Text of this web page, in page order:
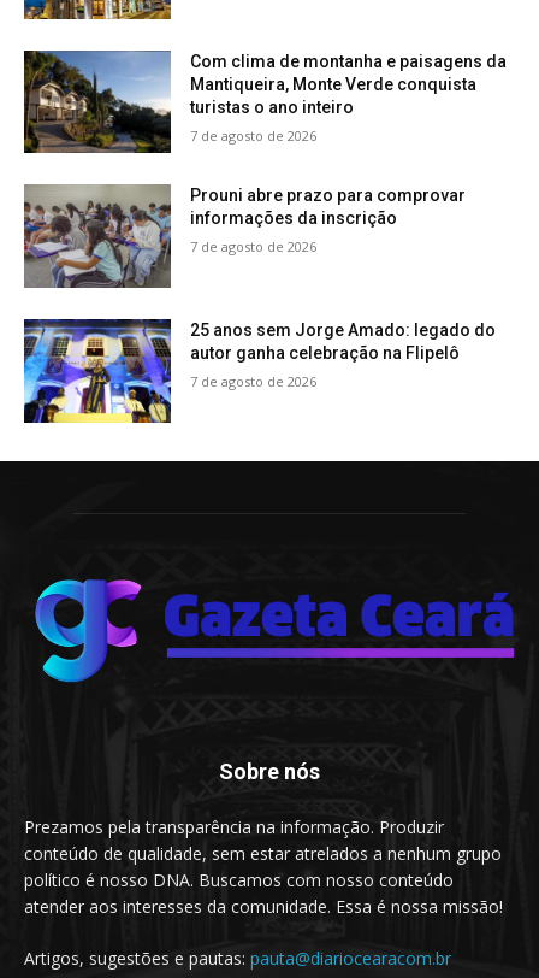
Com clima de montanha e paisagens da
Mantiqueira, Monte Verde conquista
turistas o ano inteiro
7 de agosto de 2026
Prouni abre prazo para comprovar
informações da inscrição
7 de agosto de 2026
25 anos sem Jorge Amado: legado do
autor ganha celebração na Flipelô
7 de agosto de 2026
Sobre nós
Prezamos pela transparência na informação. Produzir
conteúdo de qualidade, sem estar atrelados a nenhum grupo
político é nosso DNA. Buscamos com nosso conteúdo
atender aos interesses da comunidade. Essa é nossa missão!
Artigos, sugestões e pautas: pauta@diariocearacom.br